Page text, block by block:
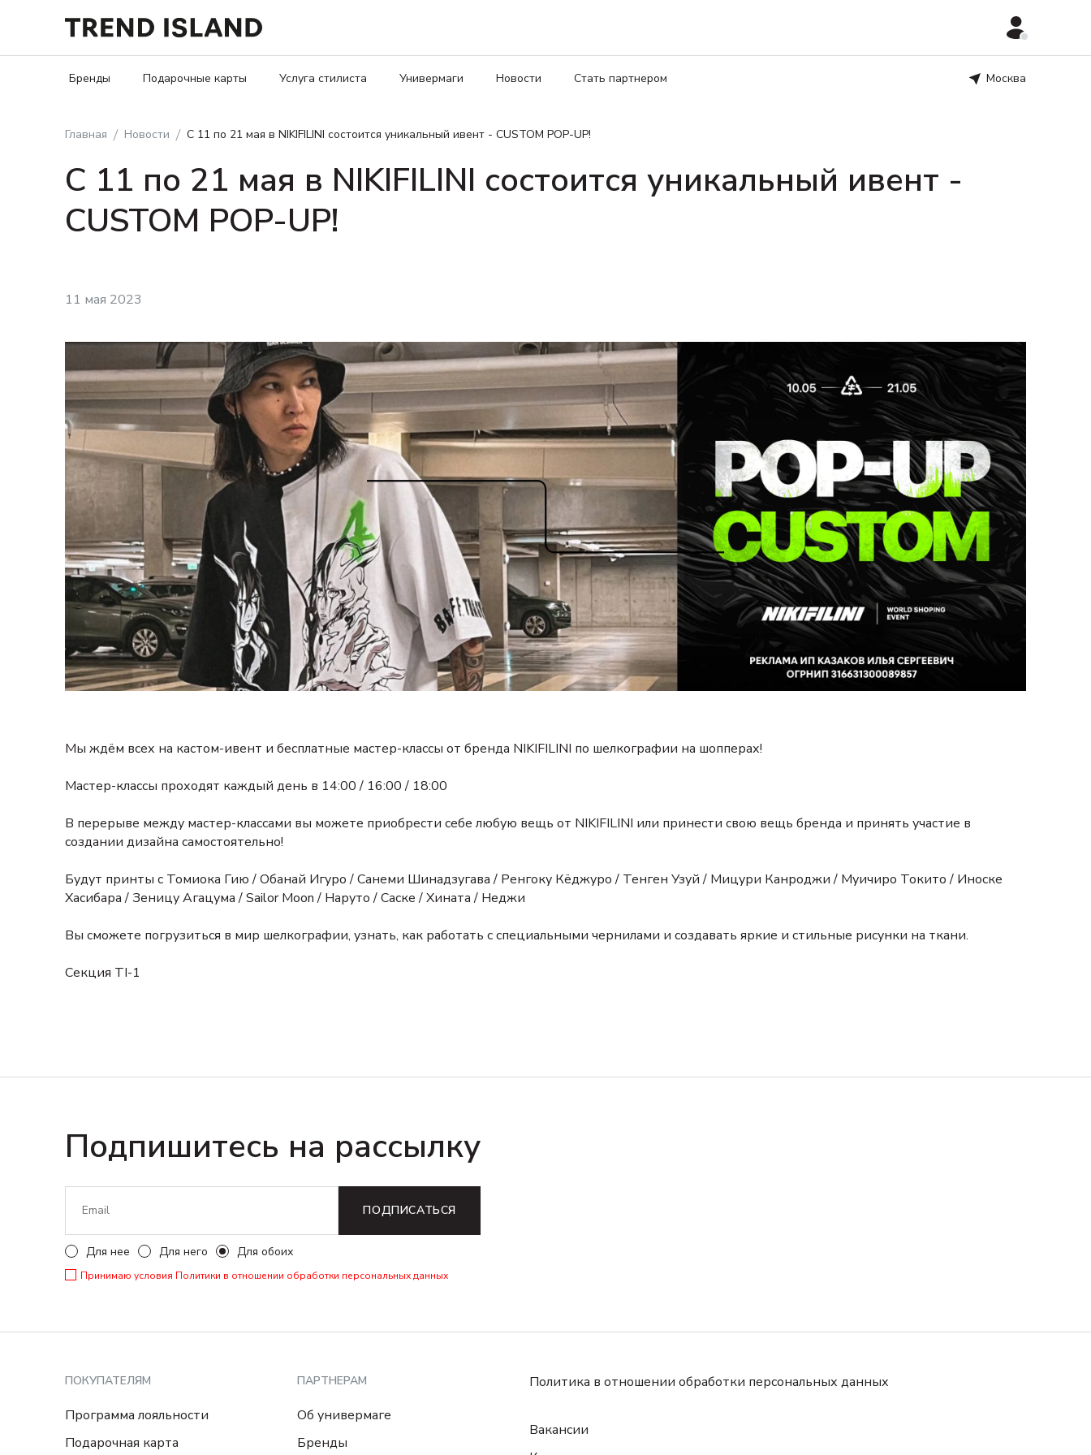
Бренды Подарочные карты Услуга стилиста Универмаги Новости Стать партнером Москва
Главная Новости С 11 по 21 мая в NIKIFILINI состоится уникальный ивент - CUSTOM POP-UP!
С 11 по 21 мая в NIKIFILINI состоится уникальный ивент -
CUSTOM POP-UP!
11 мая 2023
Мы ждём всех на кастом-ивент и бесплатные мастер-классы от бренда NIKIFILINI по шелкографии на шопперах!
Мастер-классы проходят каждый день в 14:00 / 16:00 / 18:00
В перерыве между мастер-классами вы можете приобрести себе любую вещь от NIKIFILINI или принести свою вещь бренда и принять участие в
создании дизайна самостоятельно!
Будут принты с Томиока Гию / Обанай Игуро / Санеми Шинадзугава / Ренгоку Кёджуро / Тенген Узуй / Мицури Канроджи / Муичиро Токито / Иноске
Хасибара / Зеницу Агацума / Sailor Moon / Наруто / Саске / Хината / Неджи
Вы сможете погрузиться в мир шелкографии, узнать, как работать с специальными чернилами и создавать яркие и стильные рисунки на ткани.
Секция TI-1
Подпишитесь на рассылку
ПОДПИСАТЬСЯ
Для нее Для него Для обоих
Принимаю условия Политики в отношении обработки персональных данных
ПОКУПАТЕЛЯМ
Программа лояльности
Подарочная карта
ПАРТНЕРАМ
Об универмаге
Бренды
Политика в отношении обработки персональных данных
Вакансии